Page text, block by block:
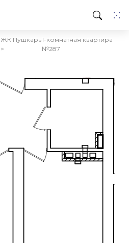
ЖК Пушкарь
>
1-комнатная квартира
№287